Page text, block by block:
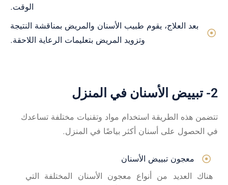
الوقت.
بعد العلاج، يقوم طبيب الأسنان والمريض بمناقشة النتيجة
وتزويد المريض بتعليمات الرعاية اللاحقة.
2- تبييض الأسنان في المنزل
تتضمن هذه الطريقة استخدام مواد وتقنيات مختلفة تساعدك
في الحصول على أسنان أكثر بياضًا في المنزل.
معجون تبييض الأسنان
هناك العديد من أنواع معجون الأسنان المختلفة التي